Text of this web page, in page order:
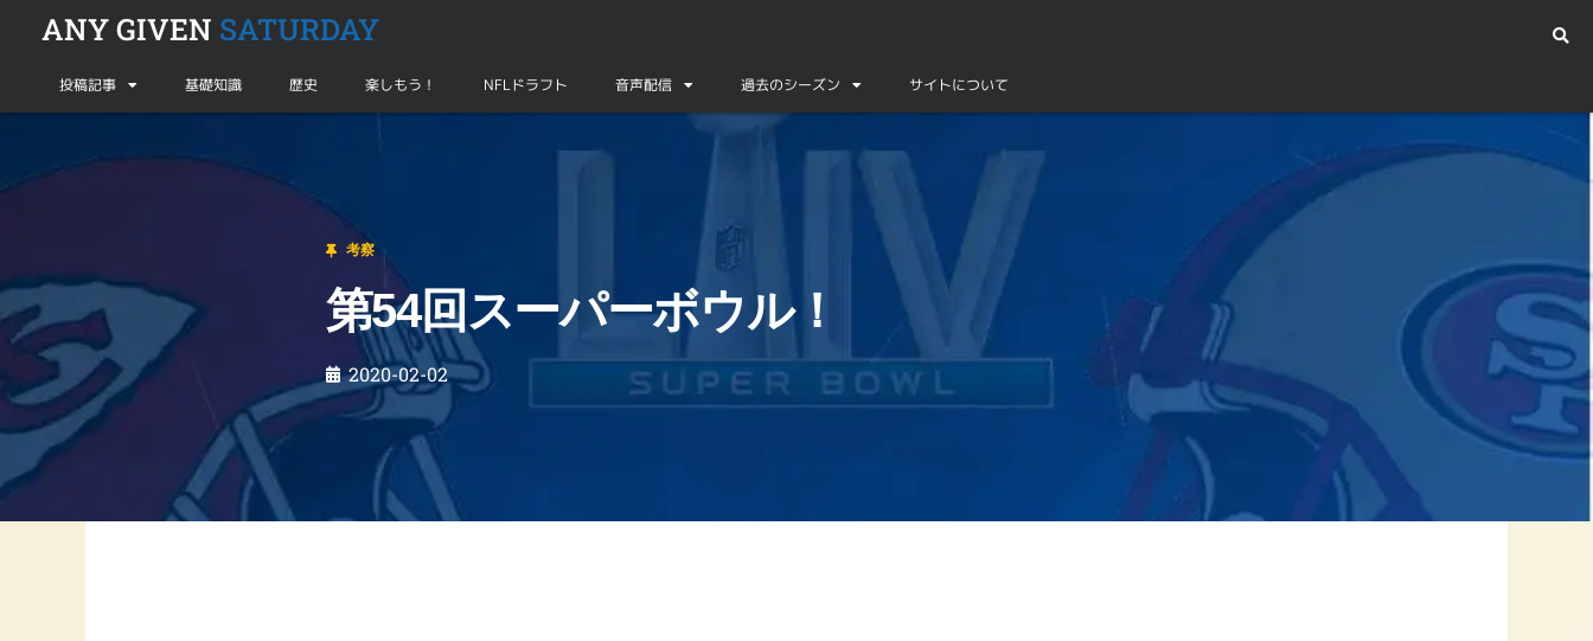
ANY GIVEN SATURDAY
投稿記事 基礎知識 歴史 楽しもう！ NFLドラフト 音声配信 過去のシーズン サイトについて
第54回スーパーボウル！
考察
第54回スーパーボウル！
2020-02-02